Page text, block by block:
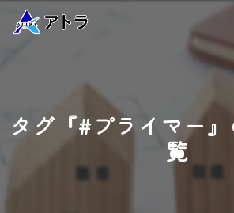
タグ『#プライマー
覧